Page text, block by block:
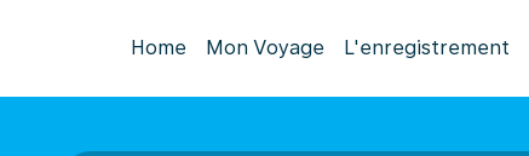
Home Mon Voyage L'enregistrement